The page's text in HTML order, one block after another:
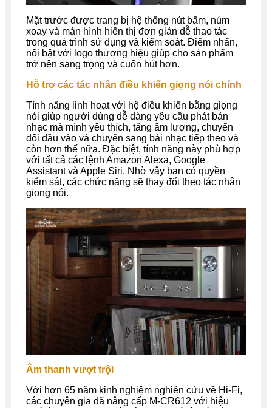
Mặt trước được trang bị hệ thống nút bấm, núm
xoay và màn hình hiển thị đơn giản dễ thao tác
trong quá trình sử dụng và kiểm soát. Điểm nhấn,
nổi bật với logo thương hiệu giúp cho sản phẩm
trở nên sang trọng và cuốn hút hơn.
Hỗ trợ các tác nhân điều khiển giọng nói chính
Tính năng linh hoạt với hệ điều khiển bằng giọng
nói giúp người dùng dễ dàng yêu cầu phát bản
nhạc mà mình yêu thích, tăng âm lượng, chuyển
đổi đầu vào và chuyển sang bài nhạc tiếp theo và
còn hơn thế nữa. Đặc biệt, tính năng này phù hợp
với tất cả các lệnh Amazon Alexa, Google
Assistant và Apple Siri. Nhờ vậy bạn có quyền
kiểm sát, các chức năng sẽ thay đổi theo tác nhân
giọng nói.
Âm thanh vượt trội
Với hơn 65 năm kinh nghiệm nghiên cứu về Hi-Fi,
các chuyên gia đã nâng cấp M-CR612 với hiệu